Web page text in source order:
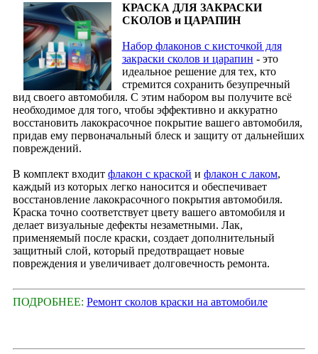
КРАСКА ДЛЯ ЗАКРАСКИ
СКОЛОВ и ЦАРАПИН
Набор флаконов с кисточкой для
закраски сколов и царапин - это
идеальное решение для тех, кто
стремится сохранить безупречный
вид своего автомобиля. С этим набором вы получите всё
необходимое для того, чтобы эффективно и аккуратно
восстановить лакокрасочное покрытие вашего автомобиля,
придав ему первоначальный блеск и защиту от дальнейших
повреждений.
В комплект входит флакон с краской и флакон с лаком,
каждый из которых легко наносится и обеспечивает
восстановление лакокрасочного покрытия автомобиля.
Краска точно соответствует цвету вашего автомобиля и
делает визуальные дефекты незаметными. Лак,
применяемый после краски, создает дополнительный
защитный слой, который предотвращает новые
повреждения и увеличивает долговечность ремонта.
ПОДРОБНЕЕ: Ремонт сколов краски на автомобиле